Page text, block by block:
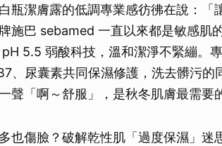
瓶潔膚露的低調專業感彷彿在說：「
施巴 sebamed 一直以來都是敏感肌
5.5 弱酸科技，溫和潔淨不緊繃。
、尿囊素共同保濕修護，洗去髒污的
聲「啊～舒服」，是秋冬肌膚最需要
也傷臉？破解乾性肌「過度保濕」迷